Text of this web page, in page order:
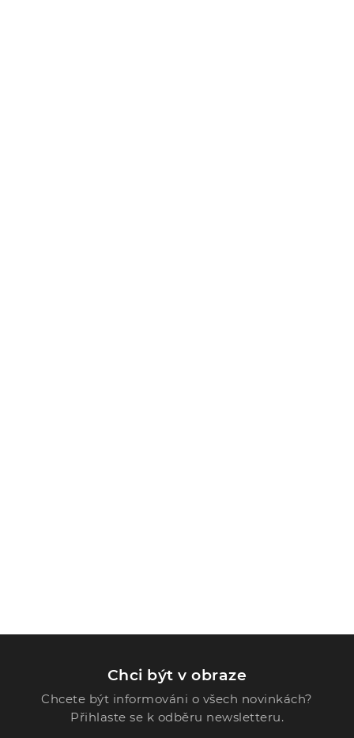
Chci být v obraze
Chcete být informováni o všech novinkách?
Přihlaste se k odběru newsletteru.